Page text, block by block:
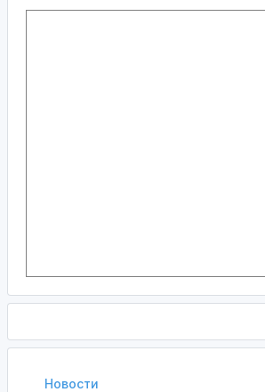
Новости